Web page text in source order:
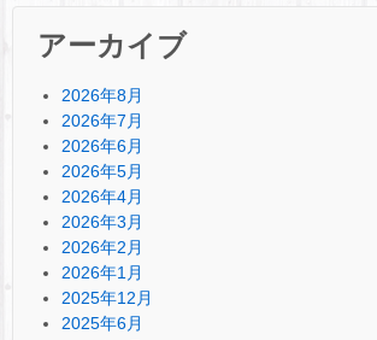
アーカイブ
2026年8月
2026年7月
2026年6月
2026年5月
2026年4月
2026年3月
2026年2月
2026年1月
2025年12月
2025年6月